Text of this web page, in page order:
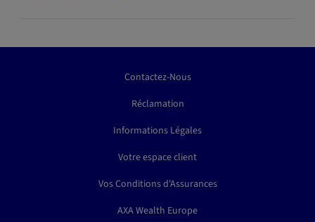
Contactez-Nous
Réclamation
Informations Légales
Votre espace client
Vos Conditions d'Assurances
AXA Wealth Europe